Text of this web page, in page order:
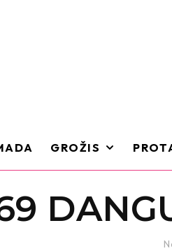
GROŽIS